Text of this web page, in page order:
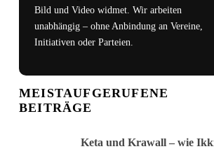
Bild und Video widmet. Wir arbeiten
unabhängig – ohne Anbindung an Vereine,
Initiativen oder Parteien.
MEISTAUFGERUFENE
BEITRÄGE
Keta und Krawall – wie